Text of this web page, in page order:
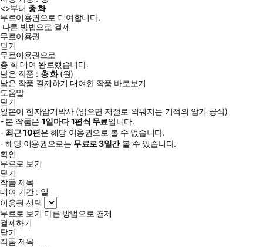
<>부터 총화
무료이용권으로 대여합니다.
다른 방법으로 결제
무료이용권
닫기
무료이용권으로
총 화대여 완료했습니다.
남은 작품 : 총화(원)
남은 작품 결제하기 대여한 작품 바로보기
도움말
닫기
일본어 한자암기박사 (읽으면 저절로 외워지는 기적의 암기 공식)
- 본 작품은 1일마다1편씩 무료입니다.
- 최근10편은 해당 이용권으로 볼 수 없습니다.
- 해당 이용권으로는 무료로3일간볼 수 있습니다.
확인
무료로 보기
닫기
작품 제목
대여 기간 : 일
이용권 선택
무료로 보기 다른 방법으로 결제
결제하기
닫기
작품 제목